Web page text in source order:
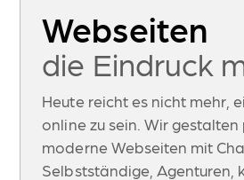
Webseiten
die Eindruck
Heute reicht es nicht mehr,
online zu sein. Wir
moderne Webseiten mit
Selbstständige, Agenturen,